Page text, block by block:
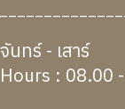
ทร์ - เสาร์
: 08.00